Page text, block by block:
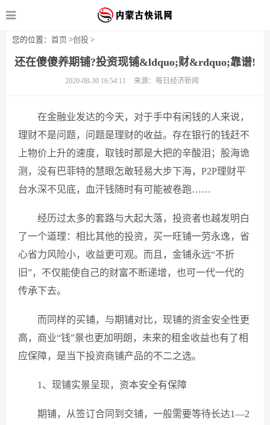
您的位置： 首页 >创投 >
还在傻傻养期铺?投资现铺&ldquo;财&rdquo;靠谱!
2020-08-30 16:54:11 来源：每日经济新闻
在金融业发达的今天，对于手中有闲钱的人来说，
理财不是问题，问题是理财的收益。存在银行的钱赶不
上物价上升的速度，取钱时那是大把的辛酸泪；股海诡
测，没有巴菲特的慧眼怎敢轻易大步下海，P2P理财平
台水深不见底，血汗钱随时有可能被卷跑……
经历过太多的套路与大起大落，投资者也越发明白
了一个道理：相比其他的投资，买一旺铺一劳永逸，省
心省力风险小，收益更可观。而且，金铺永远“不折
旧”，不仅能使自己的财富不断递增，也可一代一代的
传承下去。
而同样的买铺，与期铺对比，现铺的资金安全性更
高，商业“钱”景也更加明朗，未来的租金收益也有了相
应保障，是当下投资商铺产品的不二之选。
1、现铺实景呈现，资本安全有保障
期铺，从签订合同到交铺，一般需要等待长达1—2